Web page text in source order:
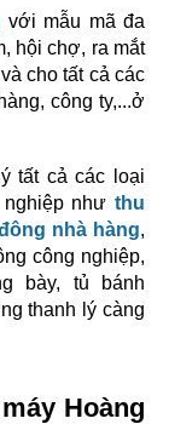
với mẫu mã đa
hội chợ, ra mắt
cho tất cả các
công ty,...ở
tất cả các loại
như thu
nhà hàng
công nghiệp,
bày, tủ bánh
thanh lý càng
Hoàng